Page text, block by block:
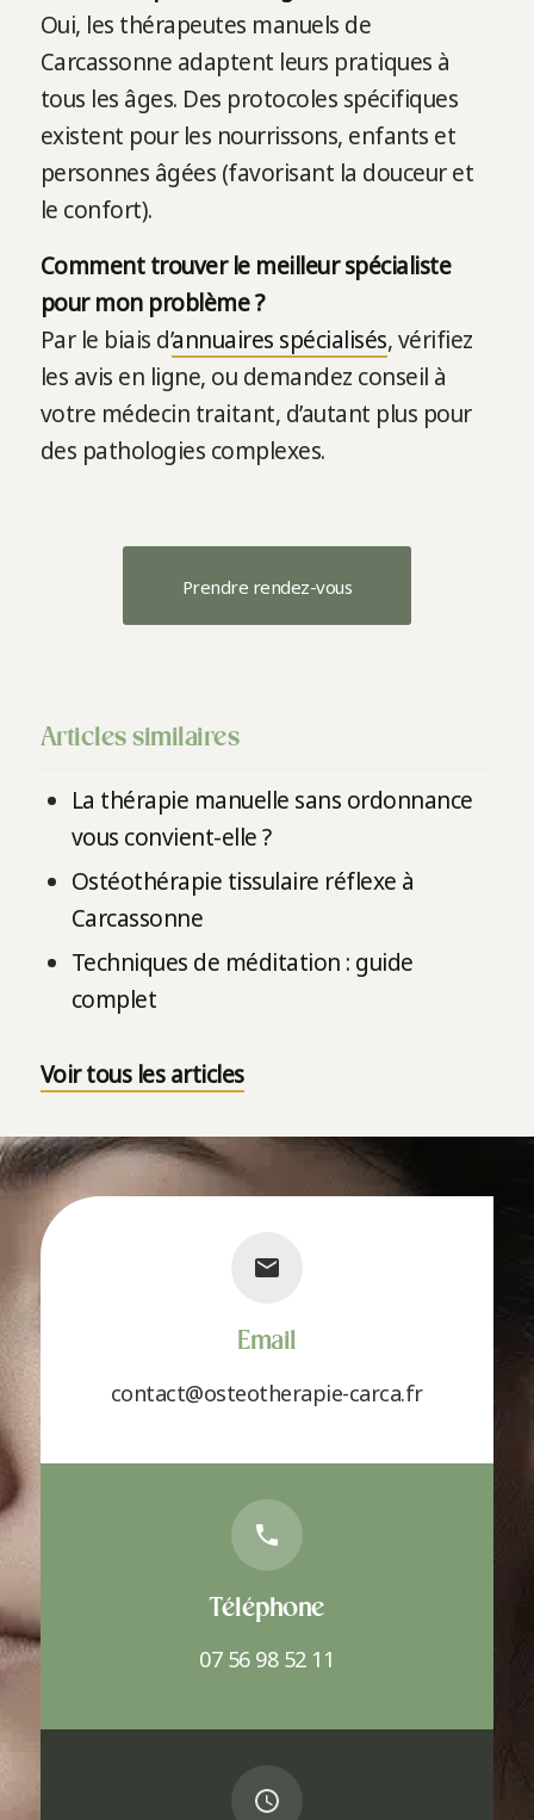
Oui, les thérapeutes manuels de
Carcassonne adaptent leurs pratiques à
tous les âges. Des protocoles spécifiques
existent pour les nourrissons, enfants et
personnes âgées (favorisant la douceur et
le confort).
Comment trouver le meilleur spécialiste
pour mon problème ?
Par le biais d’annuaires spécialisés, vérifiez
les avis en ligne, ou demandez conseil à
votre médecin traitant, d’autant plus pour
des pathologies complexes.
Prendre rendez-vous
Articles similaires
La thérapie manuelle sans ordonnance
vous convient-elle ?
Ostéothérapie tissulaire réflexe à
Carcassonne
Techniques de méditation : guide
complet
Voir tous les articles
Email
contact@osteotherapie-carca.fr
Téléphone
07 56 98 52 11